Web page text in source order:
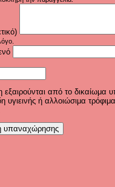
εξαιρούνται από το δικαίωμα
ή αλλοιώσιμα
υπαναχώρησης